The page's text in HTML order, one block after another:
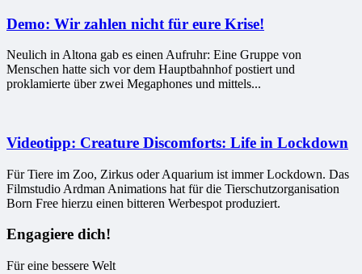
Demo: Wir zahlen nicht für eure Krise!
Neulich in Altona gab es einen Aufruhr: Eine Gruppe von
Menschen hatte sich vor dem Hauptbahnhof postiert und
proklamierte über zwei Megaphones und mittels...
Videotipp: Creature Discomforts: Life in Lockdown
Für Tiere im Zoo, Zirkus oder Aquarium ist immer Lockdown. Das
Filmstudio Ardman Animations hat für die Tierschutzorganisation
Born Free hierzu einen bitteren Werbespot produziert.
Engagiere dich!
Für eine bessere Welt